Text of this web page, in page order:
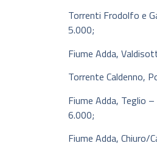
Torrenti Frodolfo e
5.000;
Fiume Adda,
Torrente Caldenno,
Fiume Adda, Teglio
6.000;
Fiume Adda, Chiuro/